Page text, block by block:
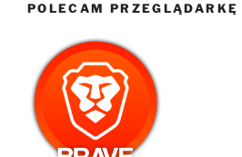
POLECAM PRZEGLĄDARKĘ